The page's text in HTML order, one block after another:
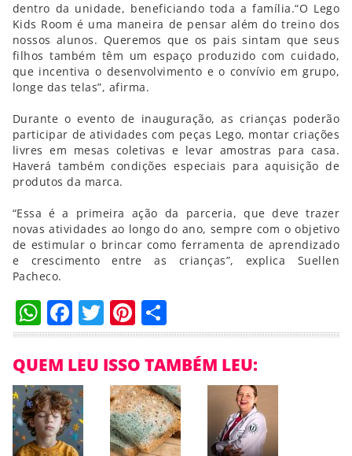
dentro da unidade, beneficiando toda a família.“O Lego
Kids Room é uma maneira de pensar além do treino dos
nossos alunos. Queremos que os pais sintam que seus
filhos também têm um espaço produzido com cuidado,
que incentiva o desenvolvimento e o convívio em grupo,
longe das telas”, afirma.
Durante o evento de inauguração, as crianças poderão
participar de atividades com peças Lego, montar criações
livres em mesas coletivas e levar amostras para casa.
Haverá também condições especiais para aquisição de
produtos da marca.
“Essa é a primeira ação da parceria, que deve trazer
novas atividades ao longo do ano, sempre com o objetivo
de estimular o brincar como ferramenta de aprendizado
e crescimento entre as crianças”, explica Suellen
Pacheco.
WhatsApp
Facebook
TwitterPinterest
Compartilhar
QUEM LEU ISSO TAMBÉM LEU: